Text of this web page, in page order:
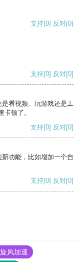
支持[0] 反对[0]
支持[0] 反对[0]
看视频、玩游戏还是工
顿了。
支持[0] 反对[0]
功能，比如增加一个自
支持[0] 反对[0]
旋风加速